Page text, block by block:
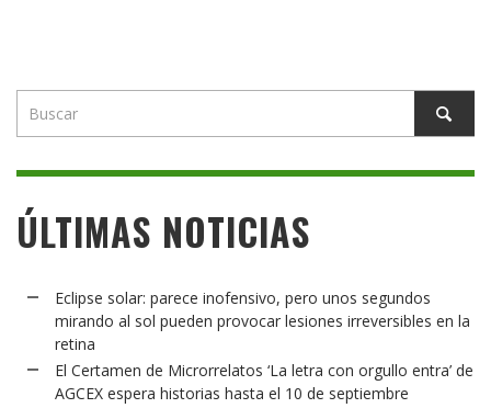
ÚLTIMAS NOTICIAS
Eclipse solar: parece inofensivo, pero unos segundos
mirando al sol pueden provocar lesiones irreversibles en la
retina
El Certamen de Microrrelatos ‘La letra con orgullo entra’ de
AGCEX espera historias hasta el 10 de septiembre